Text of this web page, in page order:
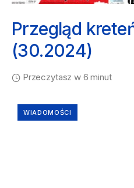
Przegląd
(30.2024)
Przeczytasz w 6 minut
WIADOMOŚCI